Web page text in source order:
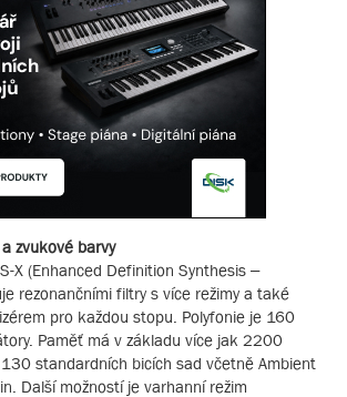
zvukové barvy
X (Enhanced Definition Synthesis –
rezonančními filtry s více režimy a také
pro každou stopu. Polyfonie je 160
Paměť má v základu více jak 2200
standardních bicích sad včetně Ambient
Další možností je varhanní režim